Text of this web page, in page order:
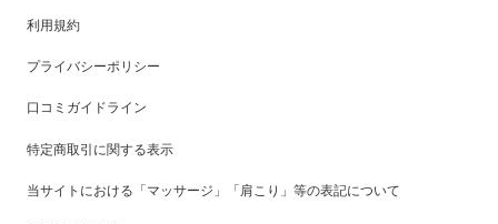
利用規約
プライバシーポリシー
口コミガイドライン
特定商取引に関する表示
当サイトにおける「マッサージ」「肩こり」等の表記について